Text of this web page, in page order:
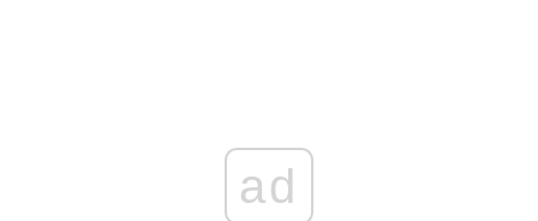
ad